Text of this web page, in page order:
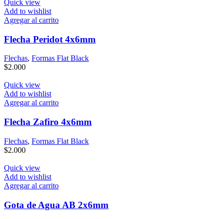
Quick view
Add to wishlist
Agregar al carrito
Flecha Peridot 4x6mm
Flechas, Formas Flat Black
$2.000
Quick view
Add to wishlist
Agregar al carrito
Flecha Zafiro 4x6mm
Flechas, Formas Flat Black
$2.000
Quick view
Add to wishlist
Agregar al carrito
Gota de Agua AB 2x6mm